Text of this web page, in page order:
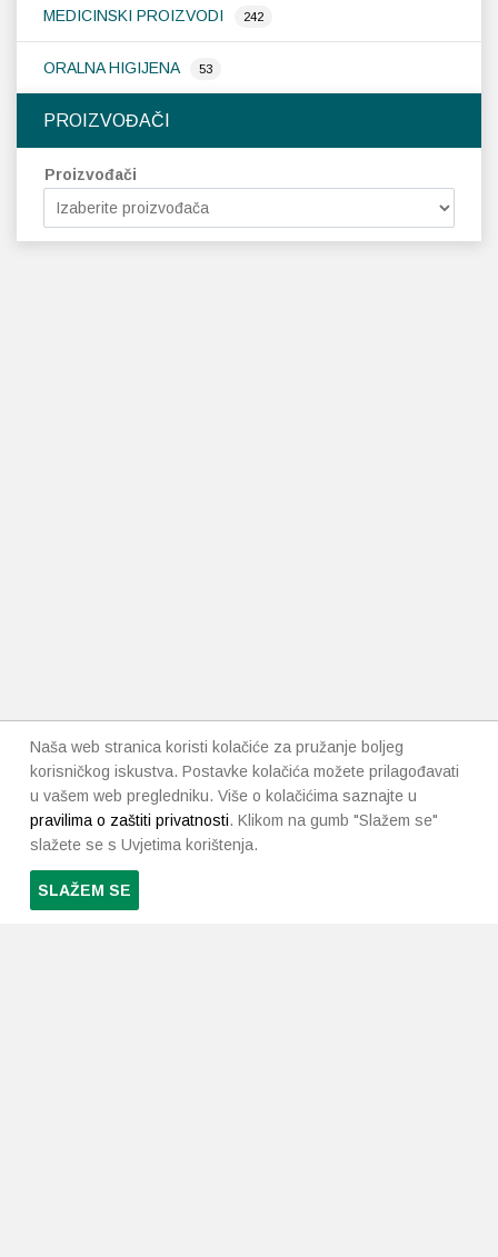
MEDICINSKI PROIZVODI 242
ORALNA HIGIJENA 53
PROIZVOĐAČI
Proizvođači
Naša web stranica koristi kolačiće za pružanje boljeg
korisničkog iskustva. Postavke kolačića možete prilagođavati
u vašem web pregledniku. Više o kolačićima saznajte u
pravilima o zaštiti privatnosti. Klikom na gumb "Slažem se"
slažete se s Uvjetima korištenja.
SLAŽEM SE